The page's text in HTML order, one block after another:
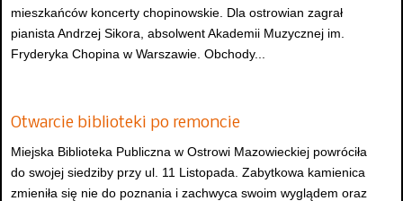
mieszkańców koncerty chopinowskie. Dla ostrowian zagrał
pianista Andrzej Sikora, absolwent Akademii Muzycznej im.
Fryderyka Chopina w Warszawie. Obchody...
Otwarcie biblioteki po remoncie
Miejska Biblioteka Publiczna w Ostrowi Mazowieckiej powróciła
do swojej siedziby przy ul. 11 Listopada. Zabytkowa kamienica
zmieniła się nie do poznania i zachwyca swoim wyglądem oraz